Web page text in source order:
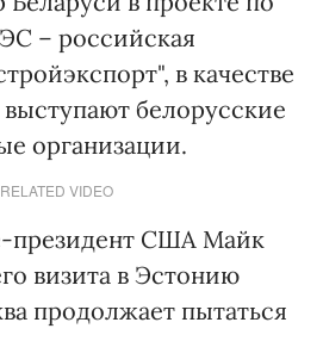
– российская
в качестве
белорусские
организации.
RELATED VIDEO
президент США Майк
визита в Эстонию
продолжает пытаться